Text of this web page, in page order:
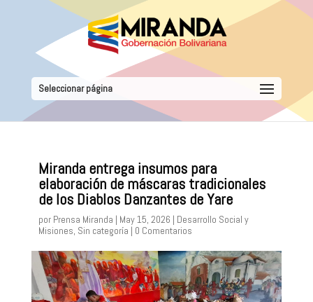
Seleccionar página
Miranda entrega insumos para
elaboración de máscaras tradicionales
de los Diablos Danzantes de Yare
por Prensa Miranda | May 15, 2026 | Desarrollo Social y
Misiones, Sin categoría | 0 Comentarios